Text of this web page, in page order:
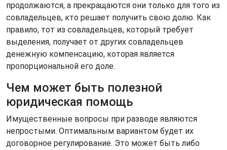
продолжаются, а прекращаются они только для того из
совладельцев, кто решает получить свою долю. Как
правило, тот из совладельцев, который требует
выделения, получает от других совладельцев
денежную компенсацию, которая является
пропорциональной его доле.
Чем может быть полезной
юридическая помощь
Имущественные вопросы при разводе являются
непростыми. Оптимальным вариантом будет их
договорное регулирование. Это может быть либо